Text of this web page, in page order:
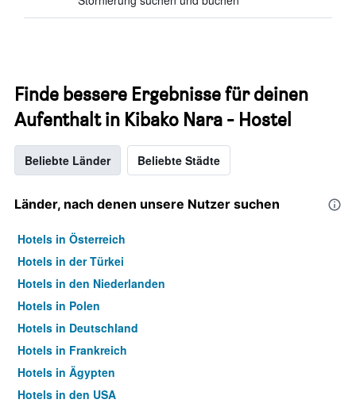
Finde bessere Ergebnisse für deinen
Aufenthalt in Kibako Nara - Hostel
Beliebte Länder Beliebte Städte
Länder, nach denen unsere Nutzer suchen
Hotels in Österreich
Hotels in der Türkei
Hotels in den Niederlanden
Hotels in Polen
Hotels in Deutschland
Hotels in Frankreich
Hotels in Ägypten
Hotels in den USA